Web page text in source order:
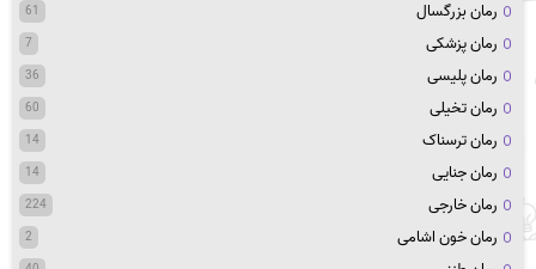
رمان بزرگسال 61
رمان پزشکی 7
رمان پلیسی 36
رمان تخیلی 60
رمان ترسناک 14
رمان جنایی 14
رمان خارجی 224
رمان خون اشامی 2